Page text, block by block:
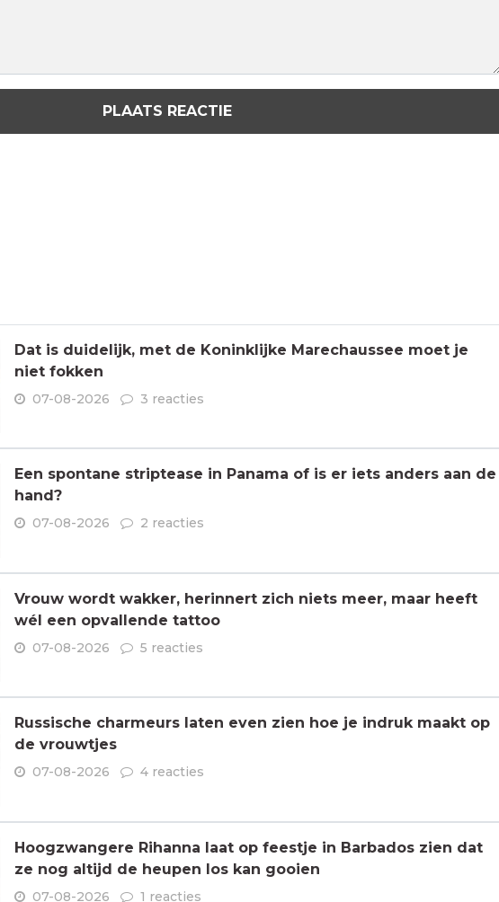
PLAATS REACTIE
Dat is duidelijk, met de Koninklijke Marechaussee moet je
niet fokken
07-08-2026 3 reacties
Een spontane striptease in Panama of is er iets anders aan de
hand?
07-08-2026 2 reacties
Vrouw wordt wakker, herinnert zich niets meer, maar heeft
wél een opvallende tattoo
07-08-2026 5 reacties
Russische charmeurs laten even zien hoe je indruk maakt op
de vrouwtjes
07-08-2026 4 reacties
Hoogzwangere Rihanna laat op feestje in Barbados zien dat
ze nog altijd de heupen los kan gooien
07-08-2026 1 reacties